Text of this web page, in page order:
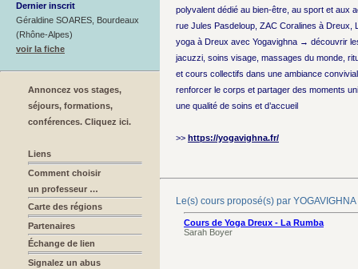
Dernier inscrit
Géraldine SOARES, Bourdeaux
(Rhône-Alpes)
voir la fiche
Annoncez vos stages,
séjours, formations,
conférences. Cliquez ici.
Liens
Comment choisir
un professeur …
Carte des régions
Partenaires
Échange de lien
Signalez un abus
polyvalent dédié au bien-être, au sport et aux
rue Jules Pasdeloup, ZAC Coralines à Dreux,
yoga à Dreux avec Yogavighna → découvrir
jacuzzi, soins visage, massages du monde,
et cours collectifs dans une ambiance
renforcer le corps et partager des moments
une qualité de soins et d’accueil
>> https://yogavighna.fr/
Le(s) cours proposé(s) par YOGAVIGHNA
Cours de Yoga Dreux - La Rumba
Sarah Boyer